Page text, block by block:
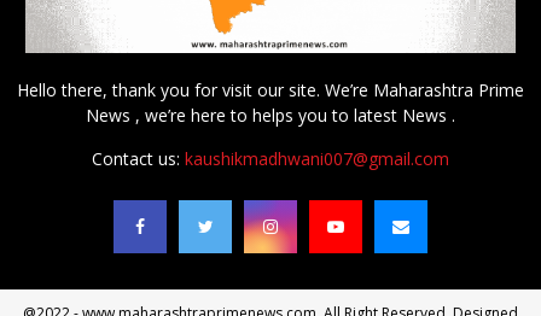
Hello there, thank you for visit our site. We’re Maharashtra Prime
News , we’re here to helps you to latest News .
Contact us: kaushikmadhwani007@gmail.com